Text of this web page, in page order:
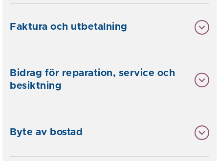
Faktura och utbetalning
Bidrag för reparation, service och
besiktning
Byte av bostad